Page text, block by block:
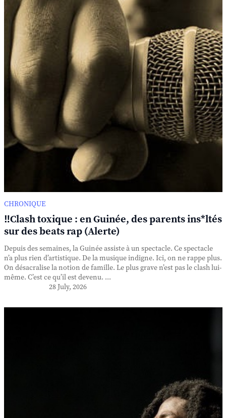
CHRONIQUE
‼️Clash toxique : en Guinée, des parents ins*ltés
sur des beats rap (Alerte)
Depuis des semaines, la Guinée assiste à un spectacle. Ce spectacle
n’a plus rien d’artistique. De la musique indigne. Ici, on ne rappe plus.
On désacralise la notion de famille. Le plus grave n’est pas le clash lui-
même. C’est ce qu’il est devenu. ...
28 July, 2026